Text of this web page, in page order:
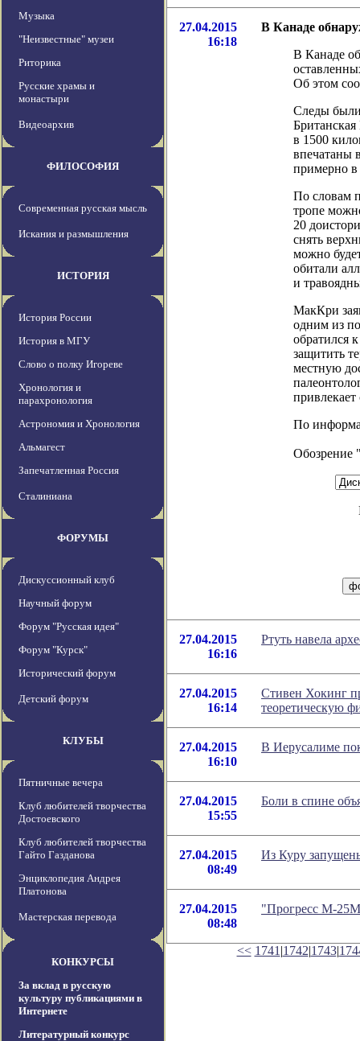
Музыка
"Неизвестные" музеи
Риторика
Русские храмы и
монастыри
Видеоархив
ФИЛОСОФИЯ
Современная русская мысль
Искания и размышления
ИСТОРИЯ
История России
История в МГУ
Слово о полку Игореве
Хронология и
парахронология
Астрономия и Хронология
Альмагест
Запечатленная Россия
Сталиниана
ФОРУМЫ
Дискуссионный клуб
Научный форум
Форум "Русская идея"
Форум "Курск"
Исторический форум
Детский форум
КЛУБЫ
Пятничные вечера
Клуб любителей творчества
Достоевского
Клуб любителей творчества
Гайто Газданова
Энциклопедия Андрея
Платонова
Мастерская перевода
КОНКУРСЫ
За вклад в русскую
культуру публикациями в
Интернете
Литературный конкурс
27.04.2015
16:18
В Канаде
В Канаде
Об этом
Следы
в 1500
впечатаны
примерно в
По словам
тропе
20
снять
можно
обитали
и
МакКри
одним из
обратился
защитить
местную
По
Обозрение
27.04.2015
16:16
Ртуть навела
27.04.2015
16:14
Стивен Хокинг
теоретическую
27.04.2015
16:10
В Иерусалиме
27.04.2015
15:55
Боли в спине
27.04.2015
08:49
Из Куру
27.04.2015
08:48
"Прогресс М-
<< 1741 |1742|1743|